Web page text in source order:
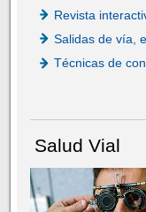
Revista
Salidas de vía,
Técnicas de
Salud Vial